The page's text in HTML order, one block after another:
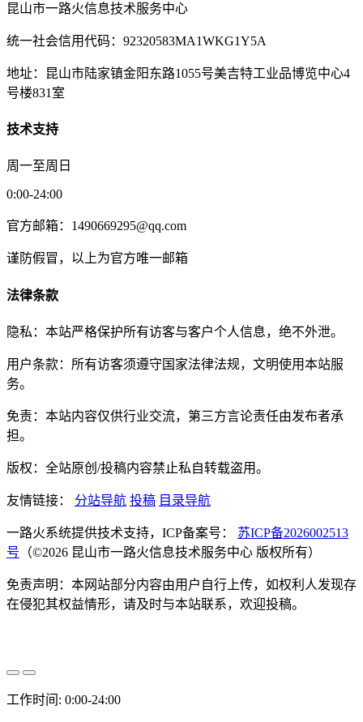
昆山市一路火信息技术服务中心
统一社会信用代码：92320583MA1WKG1Y5A
地址：昆山市陆家镇金阳东路1055号美吉特工业品博览中心4
号楼831室
技术支持
周一至周日
0:00-24:00
官方邮箱：1490669295@qq.com
谨防假冒，以上为官方唯一邮箱
法律条款
隐私：本站严格保护所有访客与客户个人信息，绝不外泄。
用户条款：所有访客须遵守国家法律法规，文明使用本站服
务。
免责：本站内容仅供行业交流，第三方言论责任由发布者承
担。
版权：全站原创/投稿内容禁止私自转载盗用。
友情链接： 分站导航 投稿 目录导航
一路火系统提供技术支持，ICP备案号： 苏ICP备2026002513
号 （©2026 昆山市一路火信息技术服务中心 版权所有）
免责声明：本网站部分内容由用户自行上传，如权利人发现存
在侵犯其权益情形，请及时与本站联系，欢迎投稿。
工作时间: 0:00-24:00